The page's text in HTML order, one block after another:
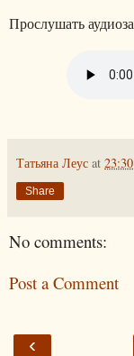
Прослушать
Татьяна Леус at 23:30
Share
No comments:
Post a Comment
‹